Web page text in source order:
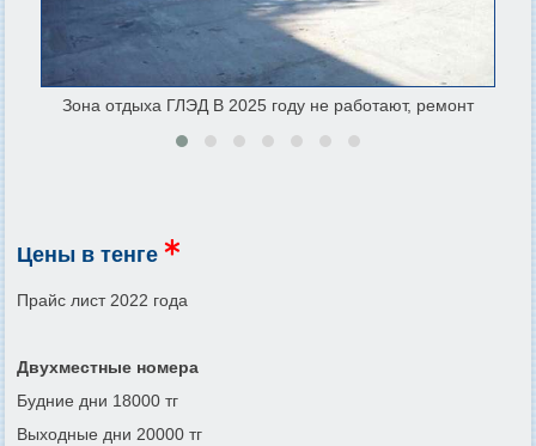
Зона отдыха ГЛЭД В 2025 году не работают, ремонт
Цены в тенге
Прайс лист 2022 года
Двухместные номера
Будние дни 18000 тг
Выходные дни 20000 тг